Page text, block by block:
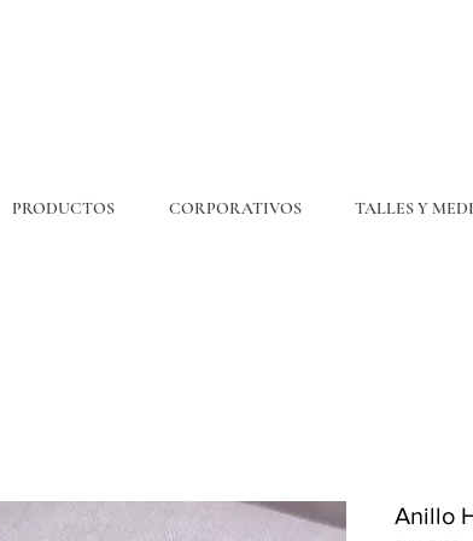
PRODUCTOS CORPORATIVOS TALLES Y
Anillo